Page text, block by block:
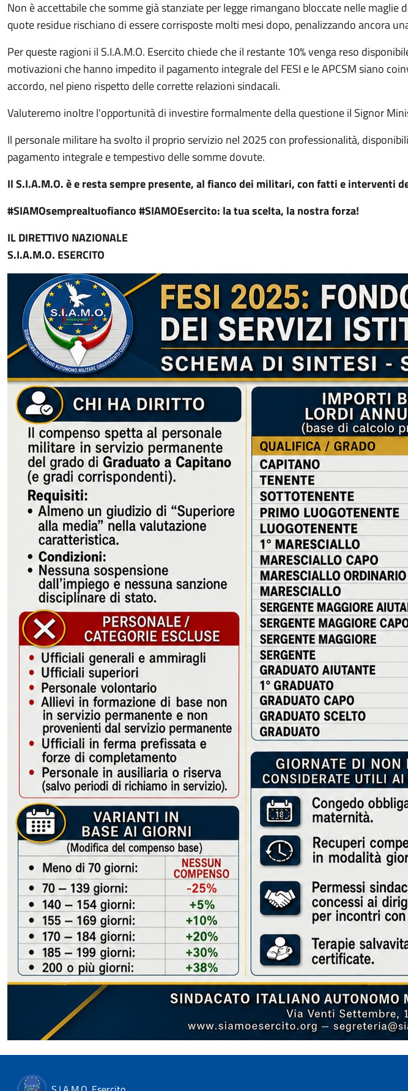
Non è accettabile che somme già stanziate per legge rimangano bloccate nelle
quote residue rischiano di essere corrisposte molti mesi dopo, penalizzando ancora
Per queste ragioni il S.I.A.M.O. Esercito chiede che il restante 10% venga reso
motivazioni che hanno impedito il pagamento integrale del FESI e le APCSM siano
accordo, nel pieno rispetto delle corrette relazioni sindacali.
Valuteremo inoltre l'opportunità di investire formalmente della questione il Signor
Il personale militare ha svolto il proprio servizio nel 2025 con professionalità,
pagamento integrale e tempestivo delle somme dovute.
Il S.I.A.M.O. è e resta sempre presente, al fianco dei militari, con fatti e interventi
#SIAMOsemprealtuofianco #SIAMOEsercito: la tua scelta, la nostra forza!
IL DIRETTIVO NAZIONALE
S.I.A.M.O. ESERCITO